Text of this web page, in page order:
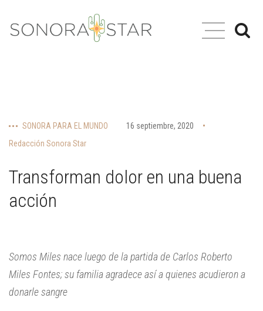
SONORA PARA EL MUNDO
16 septiembre, 2020
Redacción Sonora Star
Transforman dolor en una buena
acción
Somos Miles nace luego de la partida de Carlos Roberto
Miles Fontes; su familia agradece así a quienes acudieron a
donarle sangre